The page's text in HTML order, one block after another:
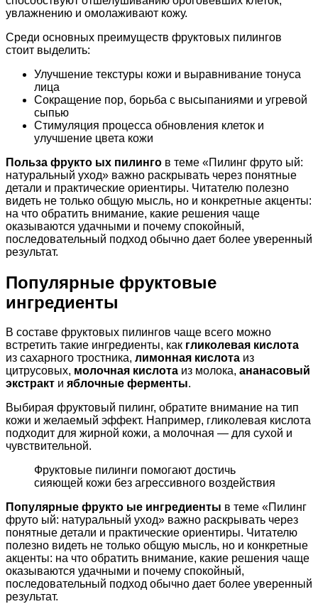
увлажнению и омолаживают кожу.
Среди основных преимуществ фруктовых пилингов
стоит выделить:
Улучшение текстуры кожи и выравнивание тонуса
лица
Сокращение пор, борьба с высыпаниями и угревой
сыпью
Стимуляция процесса обновления клеток и
улучшение цвета кожи
Польза фрукто ых пилинго в теме «Пилинг фруто ый:
натуральный уход» важно раскрывать через понятные
детали и практические ориентиры. Читателю полезно
видеть не только общую мысль, но и конкретные акценты:
на что обратить внимание, какие решения чаще
оказываются удачными и почему спокойный,
последовательный подход обычно дает более уверенный
результат.
Популярные фруктовые
ингредиенты
В составе фруктовых пилингов чаще всего можно
встретить такие ингредиенты, как гликолевая кислота
из сахарного тростника, лимонная кислота из
цитрусовых, молочная кислота из молока, ананасовый
экстракт и яблочные ферменты.
Выбирая фруктовый пилинг, обратите внимание на тип
кожи и желаемый эффект. Например, гликолевая кислота
подходит для жирной кожи, а молочная — для сухой и
чувствительной.
Фруктовые пилинги помогают достичь
сияющей кожи без агрессивного воздействия
Популярные фрукто ые ингредиенты в теме «Пилинг
фруто ый: натуральный уход» важно раскрывать через
понятные детали и практические ориентиры. Читателю
полезно видеть не только общую мысль, но и конкретные
акценты: на что обратить внимание, какие решения чаще
оказываются удачными и почему спокойный,
последовательный подход обычно дает более уверенный
результат.